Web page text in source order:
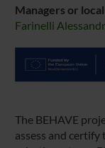
Managers or
Farinelli
The BEHAVE
assess and